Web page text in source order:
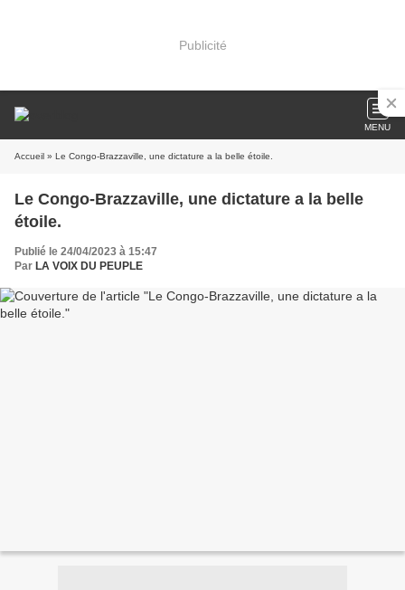
Publicité
MENU
Accueil » Le Congo-Brazzaville, une dictature a la belle étoile.
Le Congo-Brazzaville, une dictature a la belle
étoile.
Publié le 24/04/2023 à 15:47
Par LA VOIX DU PEUPLE